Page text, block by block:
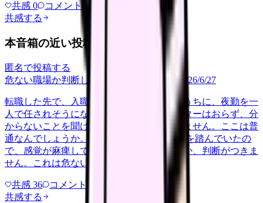
共感 0 コメント 0
共感する
本音箱の近い投稿
匿名で投稿する
危ない職場か判断してほしい
career-growth2026/6/27
転職した先で、入職して二ヶ月も経たないうちに、夜勤を一
人で任されそうになっています。プリセプターはおらず、分
からないことを聞ける相手も日によっていません。ここは普
通なんでしょうか。 前の職場はもっと段階を踏んでいたの
で、感覚が麻痺しているのか自分が甘いのか、判断がつきま
せん。これは危ない環境なのか…
共感 36 コメント
共感する